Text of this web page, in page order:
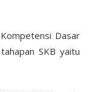
Dasar
SKB yaitu